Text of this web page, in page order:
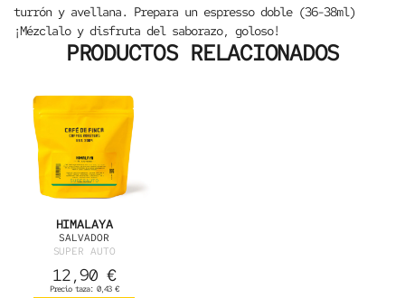
turrón y avellana. Prepara un espresso doble (36-38ml)
¡Mézclalo y disfruta del saborazo, goloso!
PRODUCTOS RELACIONADOS
HIMALAYA
SALVADOR
SUPER AUTO
12,90 €
Precio taza: 0,43 €